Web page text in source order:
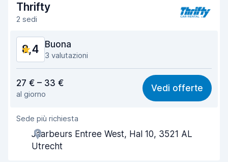
Pulizia del veicolo 9,2
Condizioni dell'auto
Thrifty
2 sedi
8,4 Buona
3 valutazioni
8,0
Facile da trovare 8,1
Gentilezza degli agenti
Rapidità del ritiro
27 € – 33 €
al giorno
Vedi offerte
Sede più richiesta
Jaarbeurs Entree West, Hal 10, 3521 AL
Utrecht